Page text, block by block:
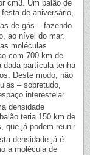
cm3. Um balão de
de aniversário,
de gás – fazendo
ao nível do mar.
moléculas
com 700 km de
dada partícula tenha
Deste modo, não
– sobretudo,
interestelar.
densidade
teria 150 km de
que já podem reunir
densidade já é
a molécula de